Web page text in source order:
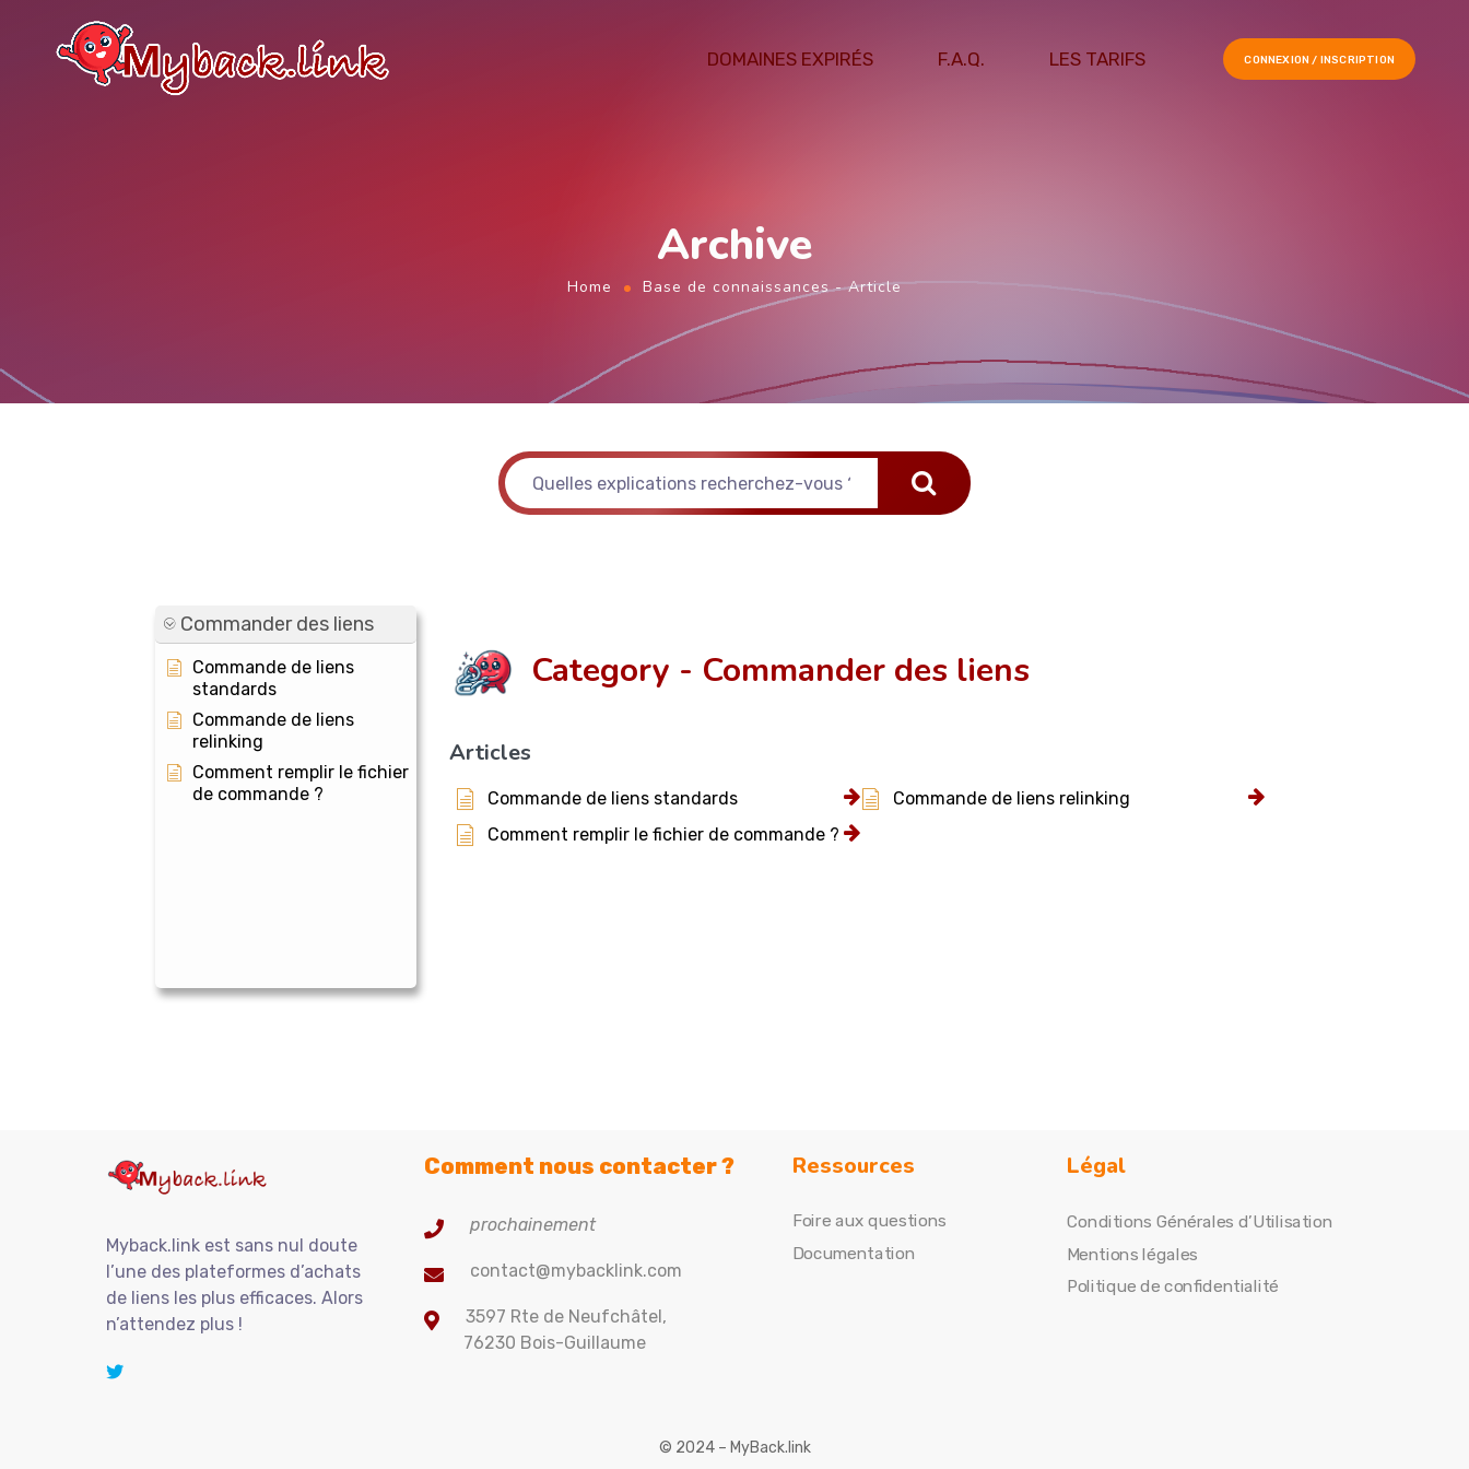
DOMAINES EXPIRÉS F.A.Q. LES TARIFS CONNEXION / INSCRIPTION
Archive
Home Base de connaissances - Article
Commander des liens
Commande de liens
standards
Commande de liens
relinking
Comment remplir le fichier
de commande ?
Category - Commander des liens
Articles
Commande de liens standards
Commande de liens relinking
Comment remplir le fichier de commande ?
Myback.link est sans nul doute
l’une des plateformes d’achats
de liens les plus efficaces. Alors
n’attendez plus !
Comment nous contacter ?
prochainement
contact@mybacklink.com
3597 Rte de Neufchâtel,
76230 Bois-Guillaume
Ressources
Foire aux questions
Documentation
Légal
Conditions Générales d’Utilisation
Mentions légales
Politique de confidentialité
© 2024 – MyBack.link